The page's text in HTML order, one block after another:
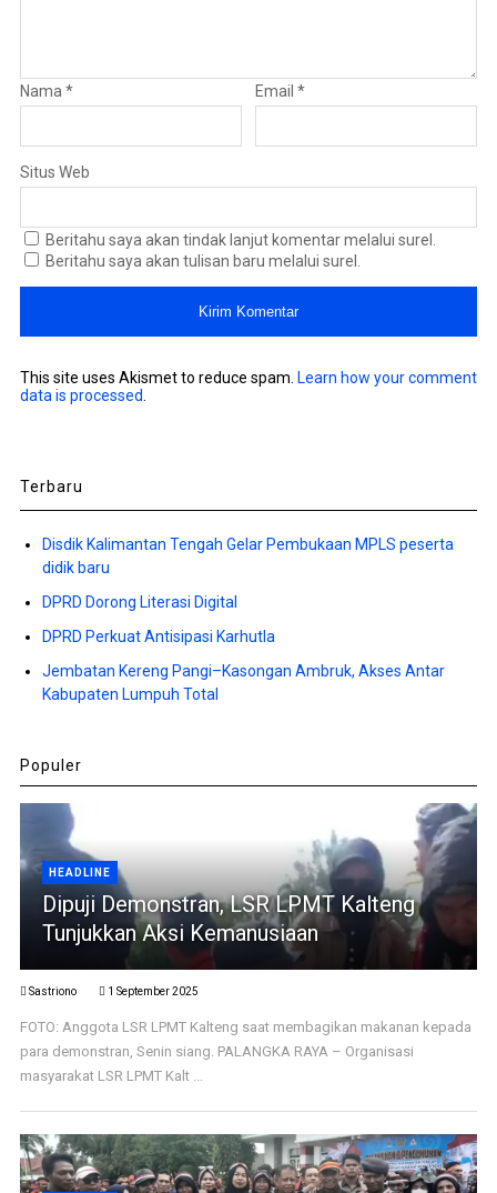
Nama* Email*
Situs Web
Beritahu saya akan tindak lanjut komentar melalui surel.
Beritahu saya akan tulisan baru melalui surel.
This site uses Akismet to reduce spam. Learn how your comment
data is processed.
Terbaru
Disdik Kalimantan Tengah Gelar Pembukaan MPLS peserta
didik baru
DPRD Dorong Literasi Digital
DPRD Perkuat Antisipasi Karhutla
Jembatan Kereng Pangi–Kasongan Ambruk, Akses Antar
Kabupaten Lumpuh Total
Populer
HEADLINE
Dipuji Demonstran, LSR LPMT Kalteng
Tunjukkan Aksi Kemanusiaan
Sastriono 1 September 2025
FOTO: Anggota LSR LPMT Kalteng saat membagikan makanan kepada
para demonstran, Senin siang. PALANGKA RAYA – Organisasi
masyarakat LSR LPMT Kalt ...